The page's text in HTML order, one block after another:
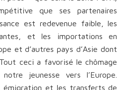
que ses partenaires
est redevenue faible, les
et les importations en
et d’autres pays d’Asie dont
ceci a favorisé le chômage
jeunesse vers l’Europe.
émigration et les transferts de